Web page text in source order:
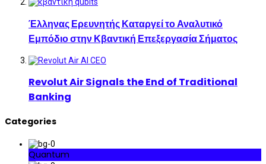
Έλληνας Ερευνητής Καταργεί το Αναλυτικό
Εμπόδιο στην Κβαντική Επεξεργασία Σήματος
Revolut Air Signals the End of Traditional
Banking
Categories
Quantum